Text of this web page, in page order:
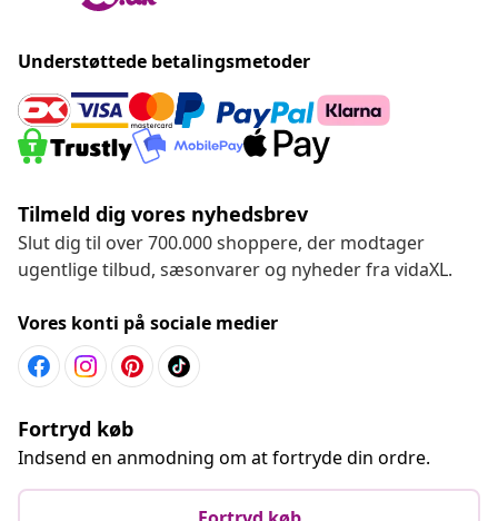
Understøttede betalingsmetoder
Tilmeld dig vores nyhedsbrev
Slut dig til over 700.000 shoppere, der modtager
ugentlige tilbud, sæsonvarer og nyheder fra vidaXL.
Vores konti på sociale medier
Fortryd køb
Indsend en anmodning om at fortryde din ordre.